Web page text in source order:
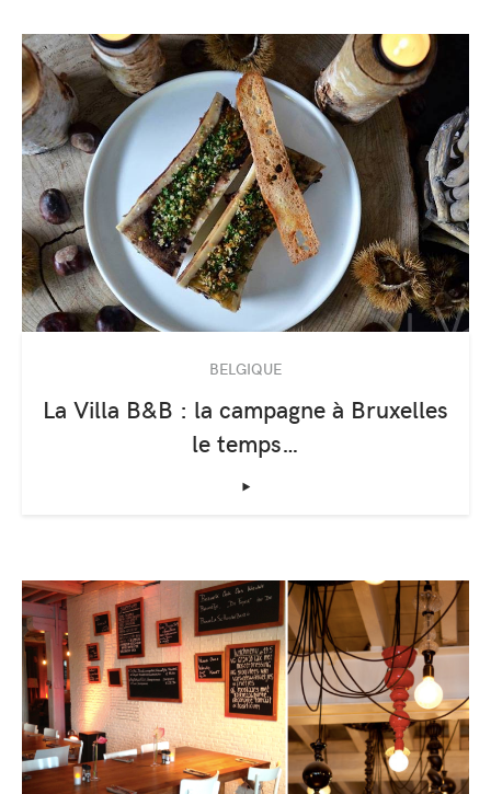
BELGIQUE
La Villa B&B : la campagne à Bruxelles
le temps…
‣